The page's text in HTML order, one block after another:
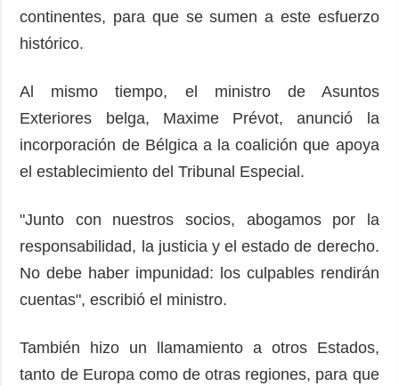
continentes, para que se sumen a este esfuerzo
histórico.
Al mismo tiempo, el ministro de Asuntos
Exteriores belga, Maxime Prévot, anunció la
incorporación de Bélgica a la coalición que apoya
el establecimiento del Tribunal Especial.
"Junto con nuestros socios, abogamos por la
responsabilidad, la justicia y el estado de derecho.
No debe haber impunidad: los culpables rendirán
cuentas", escribió el ministro.
También hizo un llamamiento a otros Estados,
tanto de Europa como de otras regiones, para que